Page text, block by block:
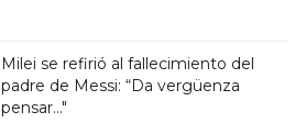
Milei se refirió al fallecimiento del
padre de Messi: “Da vergüenza
pensar..."